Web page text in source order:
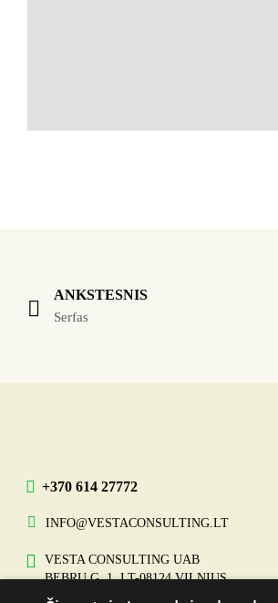
ANKSTESNIS
Serfas
+370 614 27772
INFO@VESTACONSULTING.LT
VESTA CONSULTING UAB
BEBRŲ G. 1, LT-08124 VILNIUS